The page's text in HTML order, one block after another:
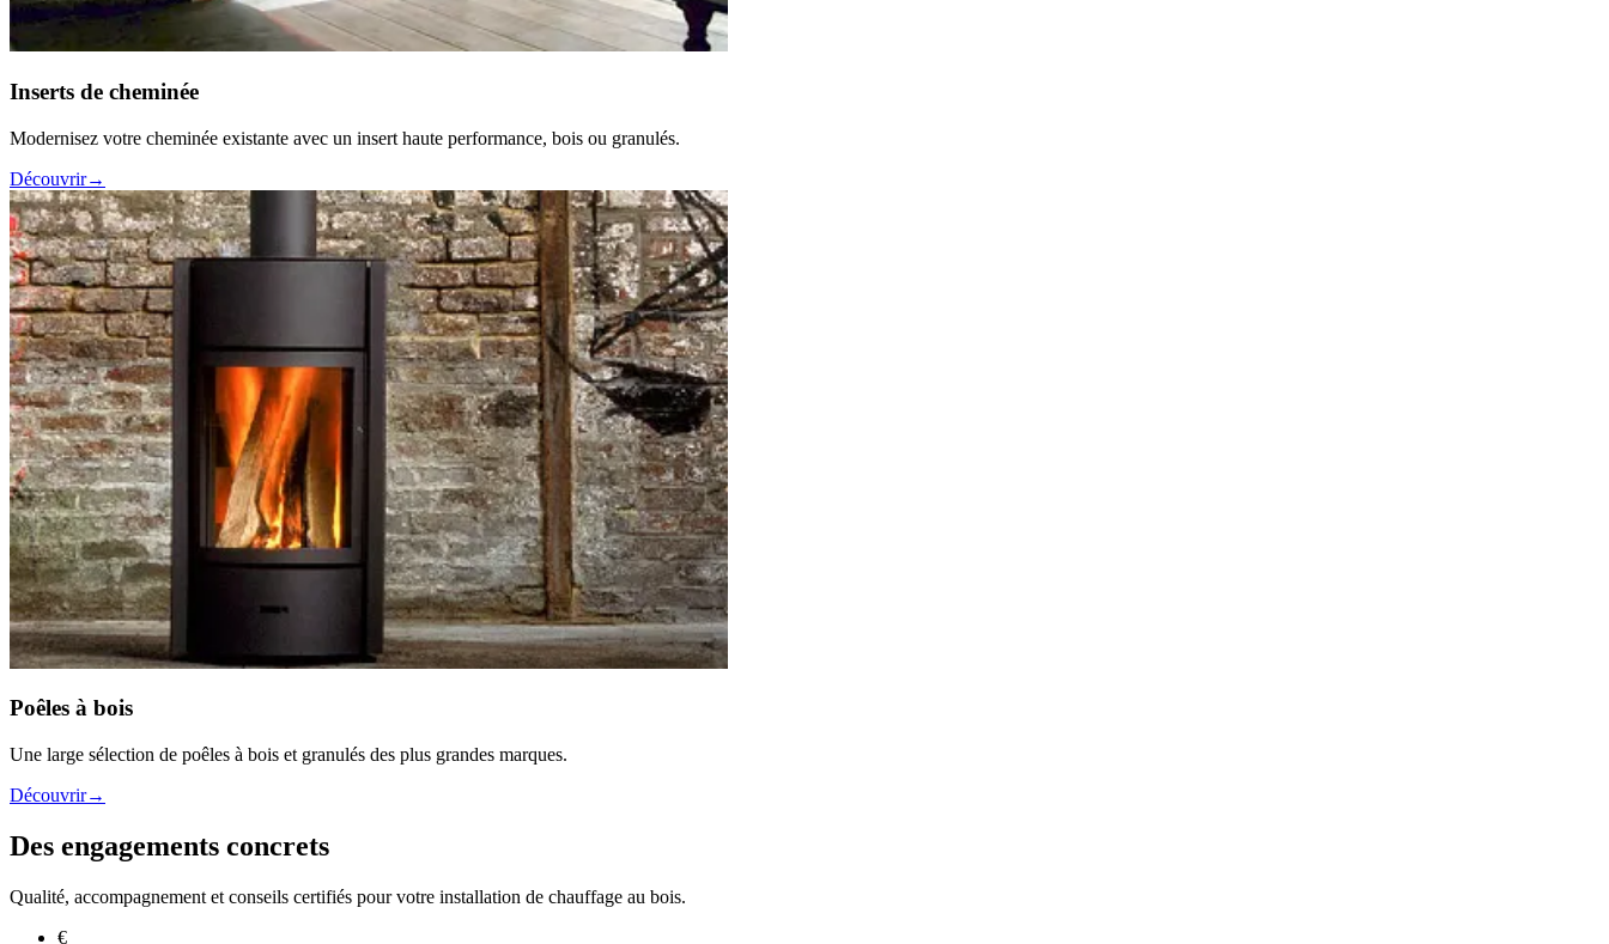
Inserts de cheminée
Modernisez votre cheminée existante avec un insert haute performance, bois ou granulés.
Découvrir→
Poêles à bois
Une large sélection de poêles à bois et granulés des plus grandes marques.
Découvrir→
Des engagements concrets
Qualité, accompagnement et conseils certifiés pour votre installation de chauffage au bois.
€